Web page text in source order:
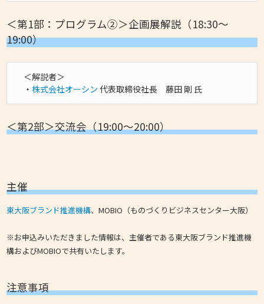
＜第1部：プログラム②＞企画展解説（18:30～
19:00）
＜解説者＞
・株式会社オーシン 代表取締役社長 藤田 剛 氏
＜第2部＞交流会（19:00～20:00）
主催
東大阪ブランド推進機構、MOBIO（ものづくりビジネスセンター大阪）
※お申込みいただきました情報は、主催者である東大阪ブランド推進機
構およびMOBIOで共有いたします。
注意事項